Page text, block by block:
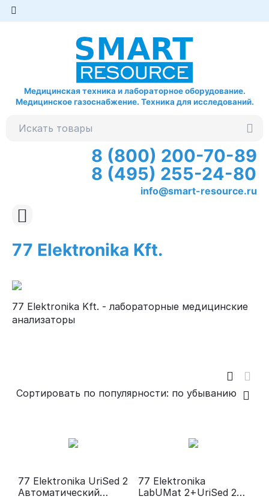
Медицинская техника и лабораторное оборудование.
Медицинское газоснабжение. Техника для исследований.
8 (800) 200-70-89
8 (495) 255-24-80
info@smart-resource.ru
77 Elektronika Kft.
77 Elektronika Kft. - лабораторные медицинские
анализаторы
Сортировать по популярности: по убыванию
77 Elektronika UriSed 2
Автоматический
77 Elektronika
LabUMat 2+UriSed 2